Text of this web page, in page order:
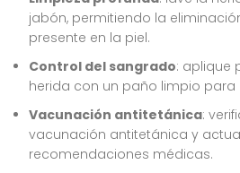
jabón, permitiendo la
presente en la piel.
Control del sangrado: aplique
herida con un paño limpio
Vacunación antitetánica:
vacunación antitetánica y
recomendaciones médicas.